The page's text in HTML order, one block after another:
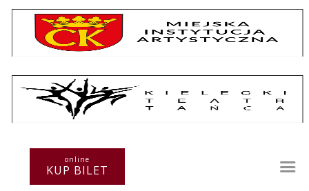
online
KUP BILET
Repertuar